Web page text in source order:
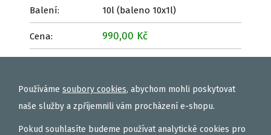
Balení: 10l (baleno 10x1l)
Cena: 990,00 Kč
Používáme soubory cookies, abychom mohli poskytovat
naše služby a zpříjemnili vám procházení e-shopu.
Pokud souhlasíte budeme používat analytické cookies pro